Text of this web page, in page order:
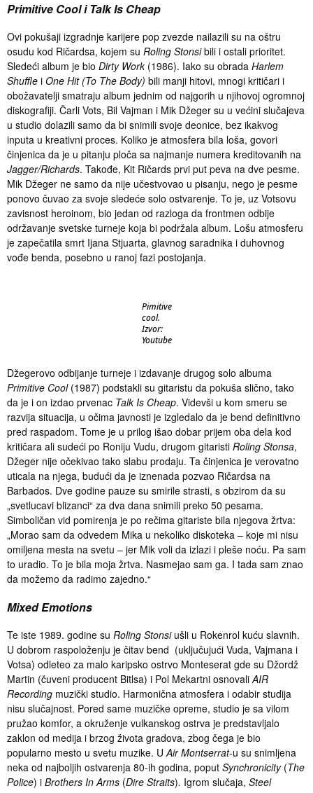
Primitive Cool i Talk Is Cheap
Ovi pokušaji izgradnje karijere pop zvezde nailazili su na oštru
osudu kod Ričardsa, kojem su Roling Stonsibili i ostali prioritet.
Sledeći album je bio Dirty Work (1986). Iako su obrada Harlem
Shuffle i One Hit (To The Body) bili manji hitovi, mnogi kritičari i
obožavatelji smatraju album jednim od najgorih u njihovoj ogromnoj
diskografiji. Čarli Vots, Bil Vajman i Mik Džeger su u većini slučajeva
u studio dolazili samo da bi snimili svoje deonice, bez ikakvog
inputa u kreativni proces. Koliko je atmosfera bila loša, govori
činjenica da je u pitanju ploča sa najmanje numera kreditovanih na
Jagger/Richards. Takođe, Kit Ričards prvi put peva na dve pesme.
Mik Džeger ne samo da nije učestvovao u pisanju, nego je pesme
ponovo čuvao za svoje sledeće solo ostvarenje. To je, uz Votsovu
zavisnost heroinom, bio jedan od razloga da frontmen odbije
održavanje svetske turneje koja bi podržala album. Lošu atmosferu
je zapečatila smrt Ijana Stjuarta, glavnog saradnika i duhovnog
vođe benda, posebno u ranoj fazi postojanja.
Pimitive
cool.
Izvor:
Youtube
Džegerovo odbijanje turneje i izdavanje drugog solo albuma
Primitive Cool (1987) podstakli su gitaristu da pokuša slično, tako
da je i on izdao prvenac Talk Is Cheap. Videvši u kom smeru se
razvija situacija, u očima javnosti je izgledalo da je bend definitivno
pred raspadom. Tome je u prilog išao dobar prijem oba dela kod
kritičara ali sudeći po Roniju Vudu, drugom gitaristi Roling Stonsa,
Džeger nije očekivao tako slabu prodaju. Ta činjenica je verovatno
uticala na njega, budući da je iznenada pozvao Ričardsa na
Barbados. Dve godine pauze su smirile strasti, s obzirom da su
„svetlucavi blizanci“ za dva dana snimili preko 50 pesama.
Simboličan vid pomirenja je po rečima gitariste bila njegova žrtva:
„Morao sam da odvedem Mika u nekoliko diskoteka – koje mi nisu
omiljena mesta na svetu – jer Mik voli da izlazi i pleše noću. Pa sam
to uradio. To je bila moja žrtva. Nasmejao sam ga. I tada sam znao
da možemo da radimo zajedno.“
Mixed Emotions
Te iste 1989. godine su Roling Stonsi ušli u Rokenrol kuću slavnih.
U dobrom raspoloženju je čitav bend (uključujući Vuda, Vajmana i
Votsa) odleteo za malo karipsko ostrvo Monteserat gde su Džordž
Martin (čuveni producent Bitlsa) i Pol Mekartni osnovaliAIR
Recording muzički studio. Harmonična atmosfera i odabir studija
nisu slučajnost. Pored same muzičke opreme, studio je sa vilom
pružao komfor, a okruženje vulkanskog ostrva je predstavljalo
zaklon od medija i brzog života gradova, zbog čega je bio
popularno mesto u svetu muzike. UAir Montserrat-u su snimljena
neka od najboljih ostvarenja 80-ih godina, poput Synchronicity (The
Police) i Brothers In Arms (Dire Straits). Igrom slučaja, Steel